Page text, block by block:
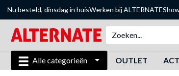
Nu besteld, dinsdag in huisWerken bij ALTERNATE
Alle categorieën OUTLET